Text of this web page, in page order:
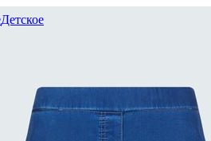
Детское